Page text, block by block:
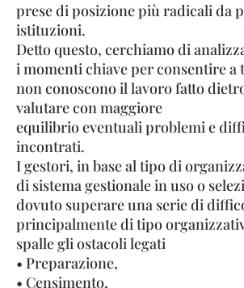
prese di posizione più radicali da
istituzioni.
Detto questo, cerchiamo di
i momenti chiave per consentire a
non conoscono il lavoro fatto
valutare con maggiore
equilibrio eventuali problemi e
incontrati.
I gestori, in base al tipo di
di sistema gestionale in uso o
dovuto superare una serie di
principalmente di tipo
spalle gli ostacoli legati
• Preparazione,
• Censimento,